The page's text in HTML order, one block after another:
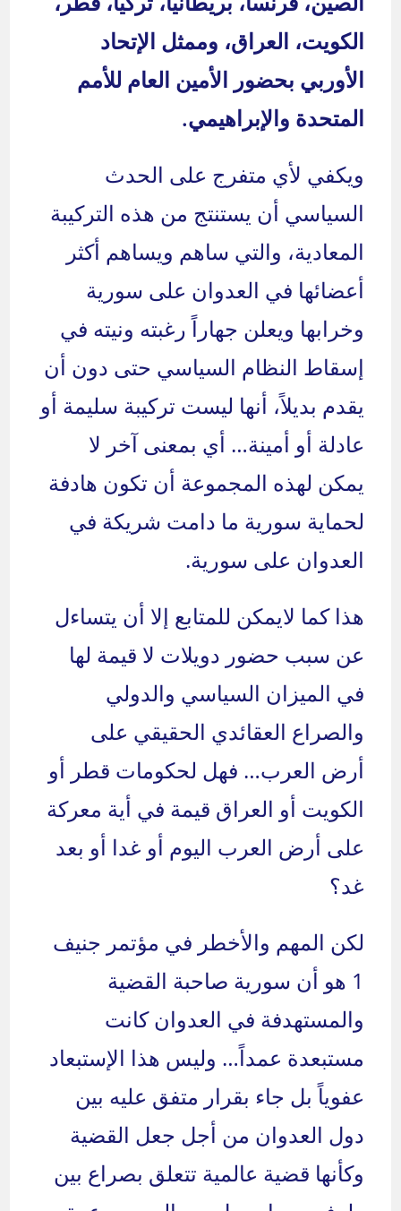
الكويت، العراق، وممثل الإتحاد
الأوربي بحضور الأمين العام للأمم
المتحدة والإبراهيمي.
ويكفي لأي متفرج على الحدث
السياسي أن يستنتج من هذه التركيبة
المعادية، والتي ساهم ويساهم أكثر
أعضائها في العدوان على سورية
وخرابها ويعلن جهاراً رغبته ونيته في
إسقاط النظام السياسي حتى دون أن
يقدم بديلاً، أنها ليست تركيبة سليمة أو
عادلة أو أمينة… أي بمعنى آخر لا
يمكن لهذه المجموعة أن تكون هادفة
لحماية سورية ما دامت شريكة في
العدوان على سورية.
هذا كما لايمكن للمتابع إلا أن يتساءل
عن سبب حضور دويلات لا قيمة لها
في الميزان السياسي والدولي
والصراع العقائدي الحقيقي على
أرض العرب… فهل لحكومات قطر أو
الكويت أو العراق قيمة في أية معركة
على أرض العرب اليوم أو غدا أو بعد
غد؟
لكن المهم والأخطر في مؤتمر جنيف
1 هو أن سورية صاحبة القضية
والمستهدفة في العدوان كانت
مستبعدة عمداً… وليس هذا الإستبعاد
عفوياً بل جاء بقرار متفق عليه بين
دول العدوان من أجل جعل القضية
وكأنها قضية عالمية تتعلق بصراع بين